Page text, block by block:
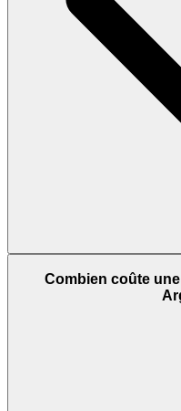
Combien coûte